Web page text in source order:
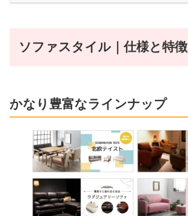
ソファスタイル｜仕様と特徴
かなり豊富なラインナップ